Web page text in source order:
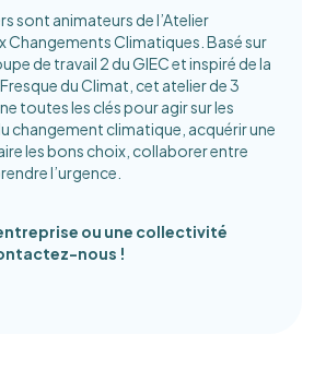
sont animateurs de l’Atelier
Changements Climatiques. Basé sur
de travail 2 du GIEC et inspiré de la
du Climat, cet atelier de 3
toutes les clés pour agir sur les
changement climatique, acquérir une
les bons choix, collaborer entre
l’urgence.
ou une collectivité
nous !